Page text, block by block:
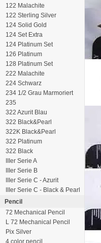
122 Malachite
122 Sterling Silver
124 Solid Gold
124 Set Extra
124 Platinum Set
126 Platinum
128 Platinum Set
222 Malachite
224 Schwarz
234 1/2 Grau Marmoriert
235
322 Azurit Blau
322 Black&Pearl
322K Black&Pearl
322 Platinum
322 Black
IIIer Serie A
IIIer Serie B
IIIer Serie C - Azurit
IIIer Serie C - Black & Pearl
Pencil
72 Mechanical Pencil
L 72 Mechanical Pencil
Pix Silver
4 color pencil